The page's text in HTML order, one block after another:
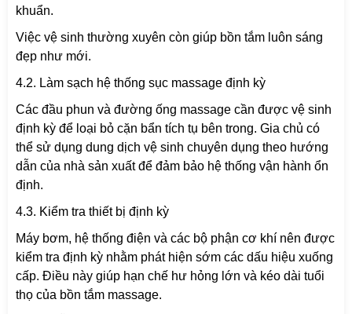
khuẩn.
Việc vệ sinh thường xuyên còn giúp bồn tắm luôn sáng
đẹp như mới.
4.2. Làm sạch hệ thống sục massage định kỳ
Các đầu phun và đường ống massage cần được vệ sinh
định kỳ để loại bỏ cặn bẩn tích tụ bên trong. Gia chủ có
thể sử dụng dung dịch vệ sinh chuyên dụng theo hướng
dẫn của nhà sản xuất để đảm bảo hệ thống vận hành ổn
định.
4.3. Kiểm tra thiết bị định kỳ
Máy bơm, hệ thống điện và các bộ phận cơ khí nên được
kiểm tra định kỳ nhằm phát hiện sớm các dấu hiệu xuống
cấp. Điều này giúp hạn chế hư hỏng lớn và kéo dài tuổi
thọ của bồn tắm massage.